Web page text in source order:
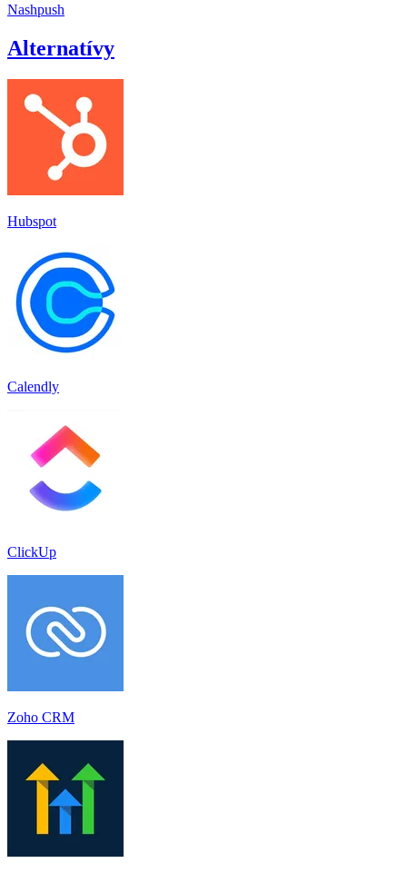
Nashpush
Alternatívy
Hubspot
Calendly
ClickUp
Zoho CRM